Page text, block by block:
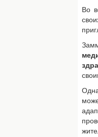
Во